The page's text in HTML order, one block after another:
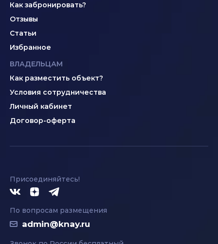
Как забронировать?
Отзывы
Статьи
Избранное
ВЛАДЕЛЬЦАМ
Как разместить объект?
Условия сотрудничества
Личный кабинет
Договор-оферта
Присоединяйтесь!
По вопросам размещения
admin@knay.ru